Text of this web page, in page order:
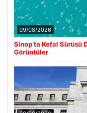
09/08/2026
Sinop’ta Kefal Sürüsü
Görüntüler